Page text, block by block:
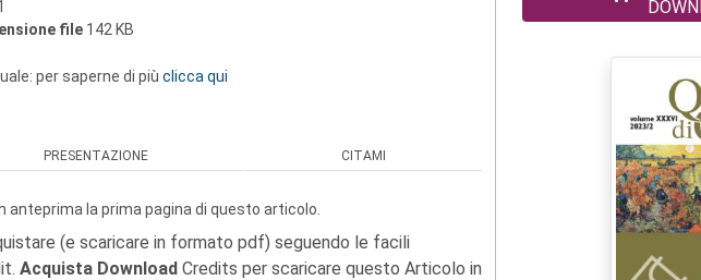
file 142 KB
per saperne di più clicca qui
PRESENTAZIONE CITAMI
anteprima la prima pagina di questo articolo.
(e scaricare in formato pdf) seguendo le facili
Acquista Download Credits per scaricare questo Articolo in